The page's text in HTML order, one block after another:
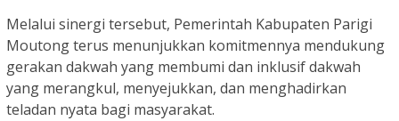
Melalui sinergi tersebut, Pemerintah Kabupaten Parigi
Moutong terus menunjukkan komitmennya mendukung
gerakan dakwah yang membumi dan inklusif dakwah
yang merangkul, menyejukkan, dan menghadirkan
teladan nyata bagi masyarakat.